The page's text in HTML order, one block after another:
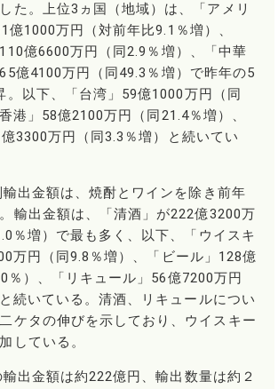
た。上位3ヵ国（地域）は、「アメリ
億1000万円（対前年比9.1％増）、
110億6600万円（同2.9％増）、「中華
億4100万円（同49.3％増）で昨年の5
。以下、「台湾」59億1000万円（同
港」58億2100万円（同21.4％増）、
億3300万円（同3.3％増）と続いてい
出金額は、焼酎とワインを除き前年
輸出金額は、「清酒」が222億3200万
％増）で最も多く、以下、「ウイスキ
万円（同9.8％増）、「ビール」128億
％）、「リキュール」56億7200万円
続いている。清酒、リキュールについ
ケタの伸びを示しており、ウイスキー
している。
出金額は約222億円、輸出数量は約２